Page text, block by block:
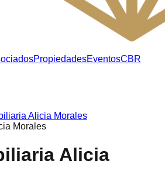
PropiedadesEventosCBR
Alicia Morales
Alicia